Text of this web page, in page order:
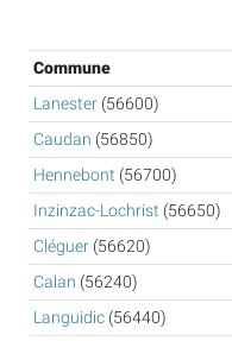
Commune
Lanester (56600)
Caudan (56850)
Hennebont (56700)
Inzinzac-Lochrist (56650)
Cléguer (56620)
Calan (56240)
Languidic (56440)